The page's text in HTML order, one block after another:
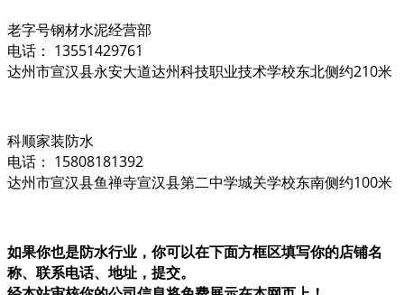
老字号钢材水泥经营部
电话： 13551429761
达州市宣汉县永安大道达州科技职业技术学校东北侧约210米
科顺家装防水
电话： 15808181392
达州市宣汉县鱼禅寺宣汉县第二中学城关学校东南侧约100米
如果你也是防水行业，你可以在下面方框区填写你的店铺名
称、联系电话、地址，提交。